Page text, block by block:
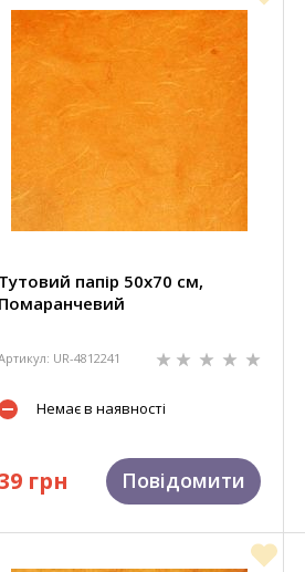
Тутовий папір 50х70 см,
Помаранчевий
UR-4812241
Немає в наявності
грн Повідомити